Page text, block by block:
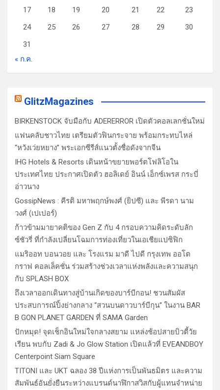
17
18 19 20 21 22
23
24
25 26 27 28 29
30
31
« ก.ค.
GlitzMagazines
BIRKENSTOCK จับมือกับ ADERERROR เปิดตัวคอลเลกชั่นใหม่
แฟนคลับชาวไทย เตรียมตัวฟินกระจาย พร้อมกระทบไหล่
“หวังเว่ยหยาง” พระเอกซีรีส์แนวตั้งชื่อดังจากจีน
IHG Hotels & Resorts เดินหน้าขยายพอร์ตโฟลิโอใน
ประเทศไทย ประกาศเปิดตัว ฮอลิเดย์ อินน์ เอ็กซ์เพรส กระบี่
อ่าวนาง
GossipNews : คีรติ มหาพฤกษ์พงศ์ (ยิปซี) และ พีรดา นาม
วงศ์ (เปเปอร์)
ก้าวข้ามมายาคติของ Gen Z กับ 4 กรอบความคิดระดับลัก
ซ์ชัวรี่ ที่กำลังเปลี่ยนโฉมการท่องเที่ยวในเอเชียแปซิฟิก
แมริออท บอนวอย และ โรงแรม มาดี ไปดี กรุงเทพ ออโต
กราฟ คอลเล็คชั่น ร่วมสร้างช่วงเวลาแห่งพลังและความสนุก
กับ SPLASH BOX
ถึงเวลาออกเดินทางสู่บ้านเกิดของบาร์บีกอน! ชวนสัมผัส
ประสบการณ์ปิ้งย่างกลาง “สวนบนดาวบาร์บีกุน” ในงาน BAR
B GON PLANET GARDEN ที่ SAMA Garden
ปักหมุด! จุดเช็กอินใหม่ใจกลางสยาม แหล่งช้อปสายบิวตี้วัย
เรียน พบกับ Zadi & Jo Glow Station เปิดแล้วที่ EVEANDBOY
Centerpoint Siam Square
TITONI และ UKT ฉลอง 38 ปีแห่งการเป็นพันธมิตร และความ
สัมพันธ์อันยั่งยืนระหว่างแบรนด์นาฬิกาสวิสกับผู้แทนจำหน่าย